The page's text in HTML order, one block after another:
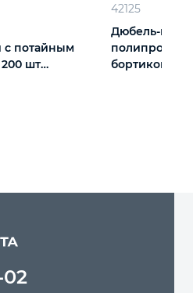
потайным
шт
42125
Дюбель-
бортиком 6